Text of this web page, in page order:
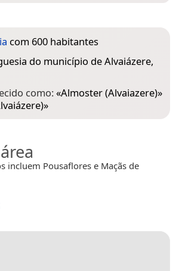
com 600 habitantes
do município de Alvaiázere,
como:«Almoster (Alvaiazere)»
»
incluem Pousaflores e Maçãs de